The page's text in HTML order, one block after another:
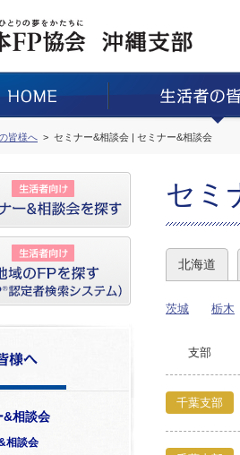
皆様へ セミナー&相談会 | セミナー&相談会
&相談会
相談会
セミ
北海道
茨城 栃木
支部
千葉支部